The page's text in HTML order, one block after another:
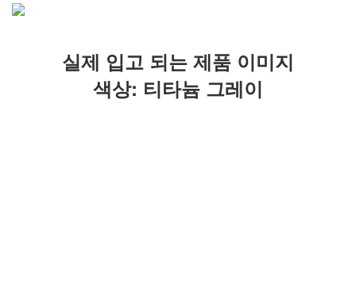
실제 입고 되는 제품 이미지
색상: 티타늄 그레이